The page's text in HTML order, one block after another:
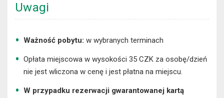
Uwagi
Ważność pobytu: w wybranych terminach
Opłata miejscowa w wysokości 35 CZK za osobę/dzień
nie jest wliczona w cenę i jest płatna na miejscu.
W przypadku rezerwacji gwarantowanej kartą